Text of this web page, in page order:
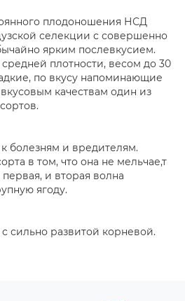
плодоношения НСД
селекции с совершенно
ярким послевкусием.
плотности, весом до 30
по вкусу напоминающие
качествам один из
болезням и вредителям.
в том, что она не мельчае,т
и вторая волна
ягоду.
с сильно развитой корневой.